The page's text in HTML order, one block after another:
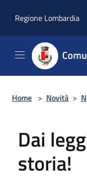
Regione Lombardia
Home > Novità >
Dai
storia!